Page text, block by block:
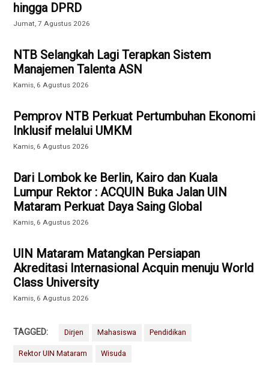
hingga DPRD
Jumat, 7 Agustus 2026
NTB Selangkah Lagi Terapkan Sistem
Manajemen Talenta ASN
Kamis, 6 Agustus 2026
Pemprov NTB Perkuat Pertumbuhan Ekonomi
Inklusif melalui UMKM
Kamis, 6 Agustus 2026
Dari Lombok ke Berlin, Kairo dan Kuala
Lumpur Rektor : ACQUIN Buka Jalan UIN
Mataram Perkuat Daya Saing Global
Kamis, 6 Agustus 2026
UIN Mataram Matangkan Persiapan
Akreditasi Internasional Acquin menuju World
Class University
Kamis, 6 Agustus 2026
TAGGED: Dirjen Mahasiswa Pendidikan
Rektor UIN Mataram Wisuda